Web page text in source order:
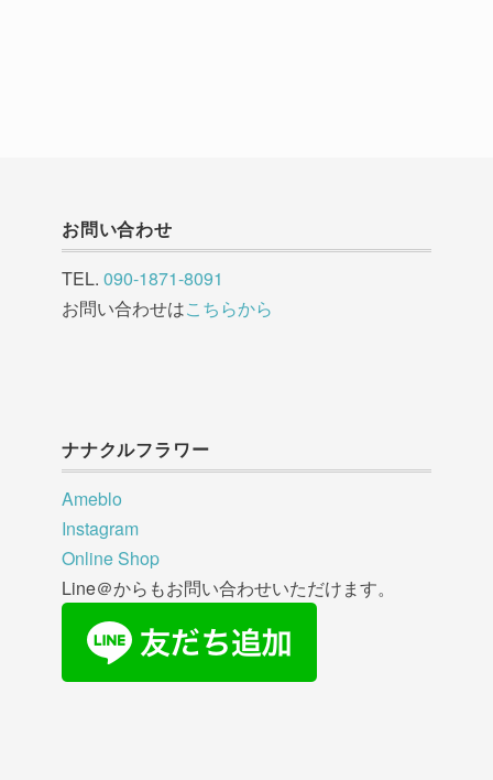
お問い合わせ
TEL. 090-1871-8091
お問い合わせはこちらから
ナナクルフラワー
Ameblo
Instagram
Online Shop
Line＠からもお問い合わせいただけます。